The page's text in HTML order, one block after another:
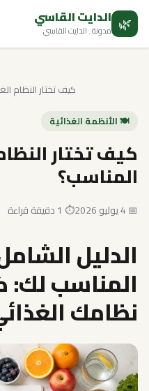
🌿 الدايت القاسي
مدونة . الدايت القاسي
كيف تختار النظام
🍽️ الأنظمة الغذائية
كيف تختار
المناسب؟
📅 4 يوليو 2026 ⏱️ 1 دقيقة قراءة
الدليل
المناسب لك:
نظامك